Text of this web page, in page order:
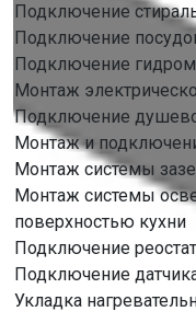
Подключение
Подключение
Подключение
Монтаж
Подключение
Монтаж и
Монтаж системы
Монтаж системы
поверхностью кухни
Подключение
Подключение
Укладка